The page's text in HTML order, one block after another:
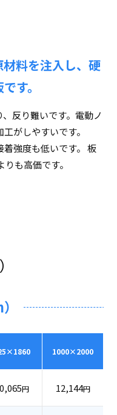
料を注入し、硬
す。
反り難いです。電動ノ
がしやすいです。
強度も低いです。 板
も高価です。
1000×2000
円 12,144円